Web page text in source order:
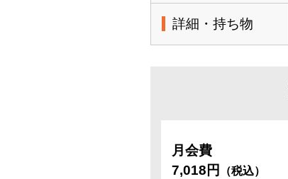
詳細・持ち物
月会費
7,018円
（税込）